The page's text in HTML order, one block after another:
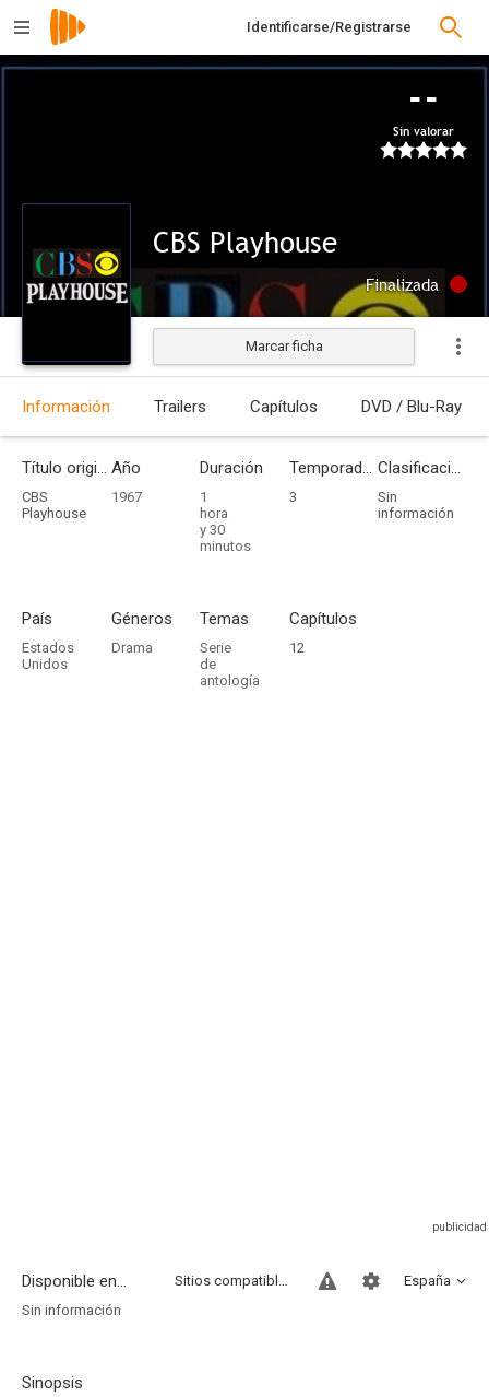
Identificarse/Registrarse
--
Sin valorar
CBS Playhouse
Finalizada
Marcar ficha
Información Trailers Capítulos DVD / Blu-Ray
Título original
CBS
Playhouse
Año
1967
Duración
1
hora
y 30
minutos
Temporadas
3
Clasificación por edades
Sin
información
País
Estados
Unidos
Géneros
Drama
Temas
Serie
de
antología
Capítulos
12
Disponible en... España
Sitios compatibles
Sin información
Sinopsis